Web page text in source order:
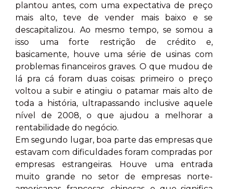
plantou antes, com uma expectativa de preço
mais alto, teve de vender mais baixo e se
descapitalizou. Ao mesmo tempo, se somou a
isso uma forte restrição de crédito e,
basicamente, houve uma série de usinas com
problemas financeiros graves. O que mudou de
lá pra cá foram duas coisas: primeiro o preço
voltou a subir e atingiu o patamar mais alto de
toda a história, ultrapassando inclusive aquele
nível de 2008, o que ajudou a melhorar a
rentabilidade do negócio.
Em segundo lugar, boa parte das empresas que
estavam com dificuldades foram compradas por
empresas estrangeiras. Houve uma entrada
muito grande no setor de empresas norte-